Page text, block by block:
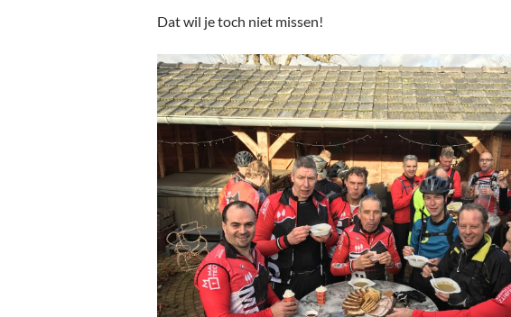
Dat wil je toch niet missen!